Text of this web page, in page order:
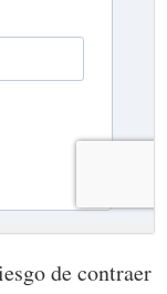
de contraer